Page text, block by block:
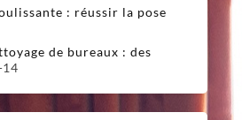
: réussir la pose
de bureaux : des